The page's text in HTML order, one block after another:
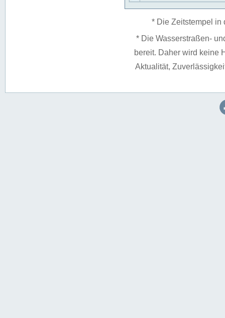
* Die Zeitstempel in
* Die Wasserstraßen-
bereit. Daher wird keine
Aktualität,